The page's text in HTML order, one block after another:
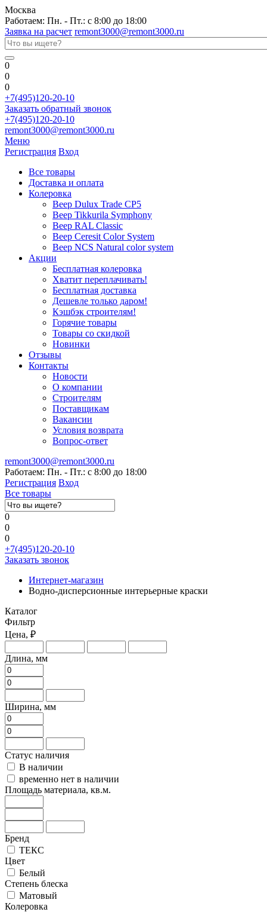
Москва
Работаем: Пн. - Пт.: с 8:00 до 18:00
Заявка на расчет remont3000@remont3000.ru
0
0
0
+7(495)120-20-10
Заказать обратный звонок
+7(495)120-20-10
remont3000@remont3000.ru
Меню
Регистрация Вход
Все товары
Доставка и оплата
Колеровка
Веер Dulux Trade CP5
Веер Tikkurila Symphony
Веер RAL Classic
Веер Ceresit Color System
Веер NCS Natural color system
Акции
Бесплатная колеровка
Хватит переплачивать!
Бесплатная доставка
Дешевле только даром!
Кэшбэк строителям!
Горячие товары
Товары со скидкой
Новинки
Отзывы
Контакты
Новости
О компании
Строителям
Поставщикам
Вакансии
Условия возврата
Вопрос-ответ
remont3000@remont3000.ru
Работаем: Пн. - Пт.: с 8:00 до 18:00
Регистрация Вход
Все товары
0
0
0
+7(495)120-20-10
Заказать звонок
Интернет-магазин
Водно-дисперсионные интерьерные краски
Каталог
Фильтр
Цена, ₽
Длина, мм
Ширина, мм
Статус наличия
В наличии
временно нет в наличии
Площадь материала, кв.м.
Бренд
ТЕКС
Цвет
Белый
Степень блеска
Матовый
Колеровка